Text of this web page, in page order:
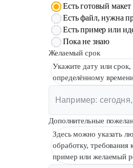
Есть готовый макет
Есть файл, нужна
Есть пример или
Пока не знаю
Желаемый срок
Укажите дату или срок,
определённому
Дополнительные
Здесь можно указать
обработку, требования
пример или желаемый